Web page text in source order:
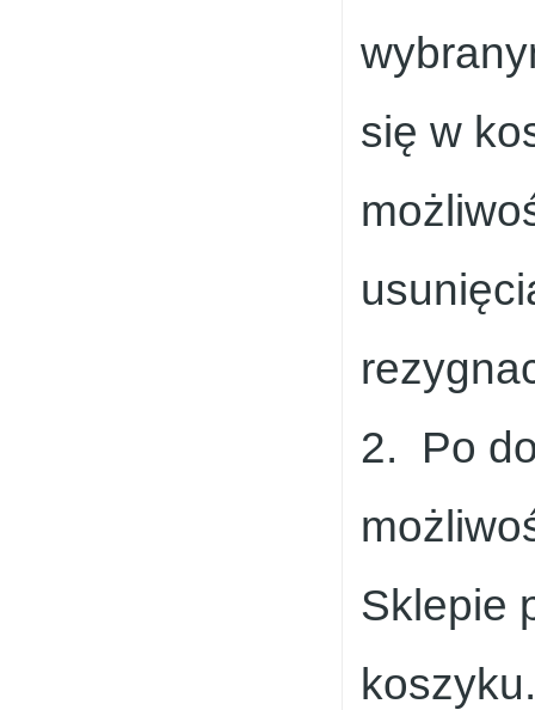
się w
2. Po
Sklepie
koszyku.